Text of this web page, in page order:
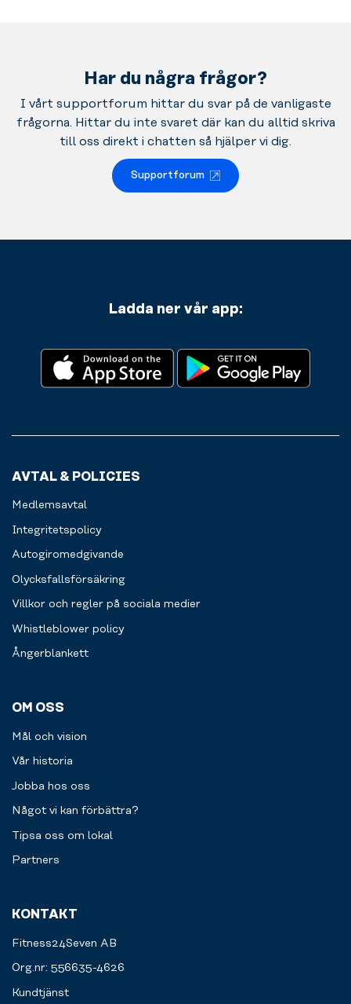
Har du några frågor?
I vårt supportforum hittar du svar på de vanligaste
frågorna. Hittar du inte svaret där kan du alltid skriva
till oss direkt i chatten så hjälper vi dig.
Supportforum
Ladda ner vår app:
AVTAL & POLICIES
Medlemsavtal
Integritetspolicy
Autogiromedgivande
Olycksfallsförsäkring
Villkor och regler på sociala medier
Whistleblower policy
Ångerblankett
OM OSS
Mål och vision
Vår historia
Jobba hos oss
Något vi kan förbättra?
Tipsa oss om lokal
Partners
KONTAKT
Fitness24Seven AB
Org.nr: 556635-4626
Kundtjänst